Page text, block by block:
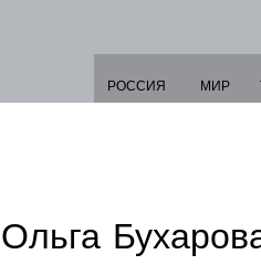
РОССИЯ МИР
Ольга